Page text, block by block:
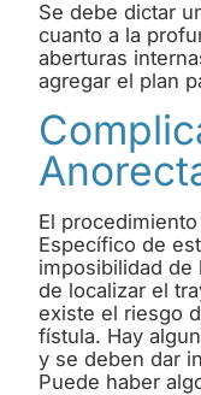
Se debe dictar
cuanto a la
aberturas
agregar el plan
El
Específico de
imposibilidad de
de localizar el
existe el riesgo
fístula. Hay
y se deben dar
Puede haber